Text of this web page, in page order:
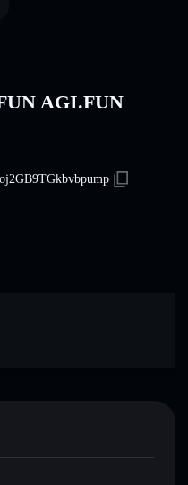
AGI.FUN